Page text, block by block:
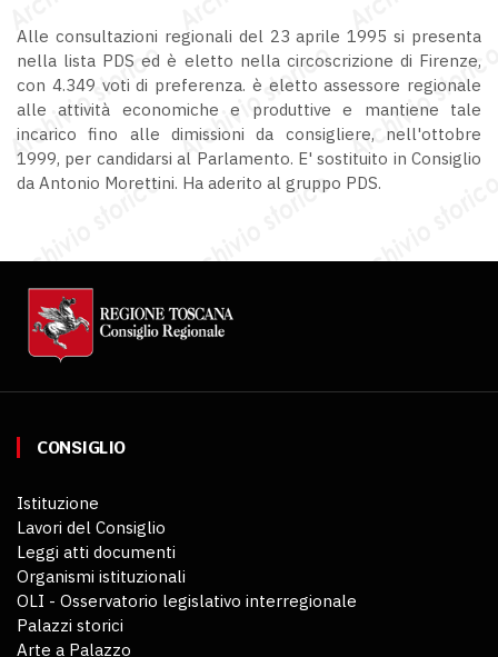
Alle consultazioni regionali del 23 aprile 1995 si presenta
nella lista PDS ed è eletto nella circoscrizione di Firenze,
con 4.349 voti di preferenza. è eletto assessore regionale
alle attività economiche e produttive e mantiene tale
incarico fino alle dimissioni da consigliere, nell'ottobre
1999, per candidarsi al Parlamento. E' sostituito in Consiglio
da Antonio Morettini. Ha aderito al gruppo PDS.
CONSIGLIO
Istituzione
Lavori del Consiglio
Leggi atti documenti
Organismi istituzionali
OLI - Osservatorio legislativo interregionale
Palazzi storici
Arte a Palazzo